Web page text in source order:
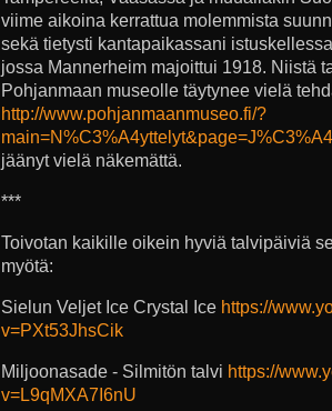
viime aikoina kerrattua molemmista
sekä tietysti kantapaikassani
jossa Mannerheim majoittui 1918. Niistä
Pohjanmaan museolle täytynee vielä
http://www.pohjanmaanmuseo.fi/?
jäänyt vielä näkemättä.
***
Toivotan kaikille oikein hyviä talvipäiviä
myötä:
Sielun Veljet Ice Crystal Ice https://
v=PXt53JhsCik
Miljoonasade - Silmitön talvi https://
v=L9qMXA7I6nU